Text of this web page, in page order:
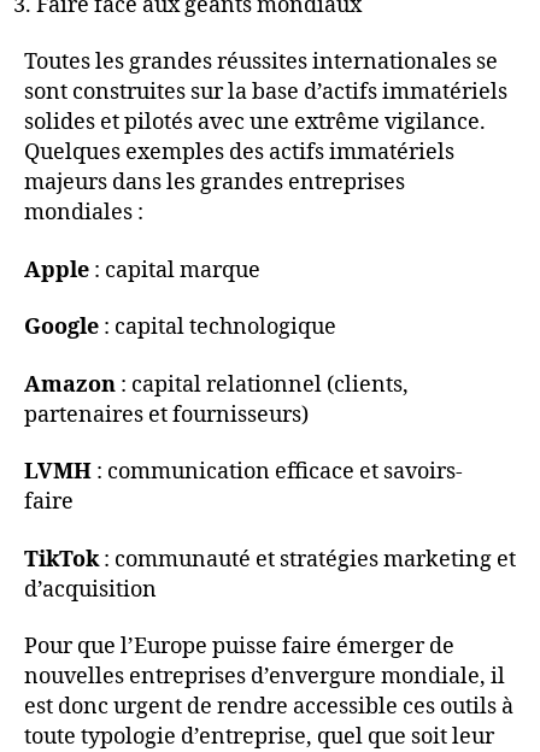
Toutes les grandes réussites internationales se
sont construites sur la base d’actifs immatériels
solides et pilotés avec une extrême vigilance.
Quelques exemples des actifs immatériels
majeurs dans les grandes entreprises
mondiales :
Apple : capital marque
Google : capital technologique
Amazon : capital relationnel (clients,
partenaires et fournisseurs)
LVMH : communication efficace et savoirs-
faire
TikTok: communauté et stratégies marketing et
d’acquisition
Pour que l’Europe puisse faire émerger de
nouvelles entreprises d’envergure mondiale, il
est donc urgent de rendre accessible ces outils à
toute typologie d’entreprise, quel que soit leur